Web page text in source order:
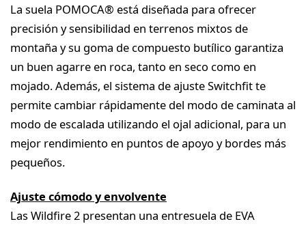
La suela POMOCA® está diseñada para ofrecer
precisión y sensibilidad en terrenos mixtos de
montaña y su goma de compuesto butílico garantiza
un buen agarre en roca, tanto en seco como en
mojado. Además, el sistema de ajuste Switchfit te
permite cambiar rápidamente del modo de caminata al
modo de escalada utilizando el ojal adicional, para un
mejor rendimiento en puntos de apoyo y bordes más
pequeños.
Ajuste cómodo y envolvente
Las Wildfire 2 presentan una entresuela de EVA